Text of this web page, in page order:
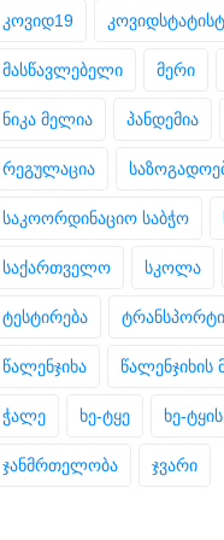
კოვიდ19
მასწავლებელი მერი
ნიკა მელია პანდემია
რეგულაცია
საკოორდინაციო საბჭო
საქართველო სკოლა
ტესტირება ტრანსპორტი
წალენჯიხა წალენჯიხის
ჭალე ხე-ტყე ხე-
ჯანმრთელობა ჯვარი